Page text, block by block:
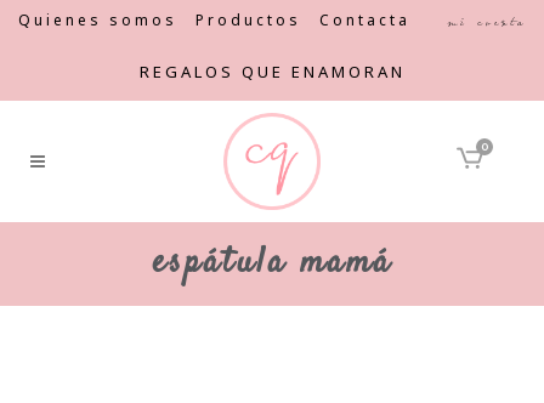
Quienes somos Productos Contacta Mi cuenta
REGALOS QUE ENAMORAN
0
espátula mamá